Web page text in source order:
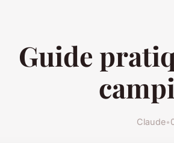
Guide
Claude•